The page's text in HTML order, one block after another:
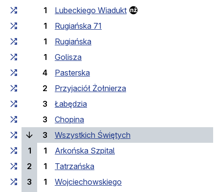
1
Lubeckiego Wiadukt
1
Rugiańska 71
1
Rugiańska
1
Golisza
4
Pasterska
2
Przyjaciół Żołnierza
3
Łabędzia
3
Chopina
3
Wszystkich Świętych
1
1
Arkońska Szpital
2
1
Tatrzańska
3
1
Wojciechowskiego